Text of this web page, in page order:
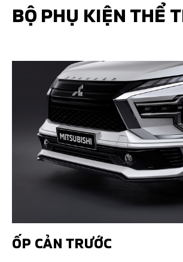
BỘ PHỤ KIỆN THỂ
ỐP CẢN TRƯỚC